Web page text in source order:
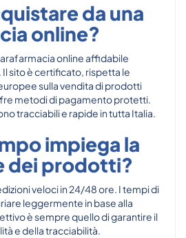
da una
online?
online affidabile
sito è certificato, rispetta le
sulla vendita di prodotti
metodi di pagamento protetti.
tracciabili e rapide in tutta Italia.
impiega la
dei prodotti?
veloci in 24/48 ore. I tempi di
leggermente in base alla
è sempre quello di garantire il
e della tracciabilità.